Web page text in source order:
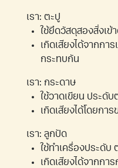
เรา: ตะปู
ใช้ยึดวัสดุสองสิ่งเข้
เกิดเสียงได้จากการ
กระทบกัน
เรา: กระดาษ
ใช้วาดเขียน ประดั
เกิดเสียงได้โดยกา
เรา: ลูกปัด
ใช้ทำเครื่องประดับ
เกิดเสียงได้จากกา